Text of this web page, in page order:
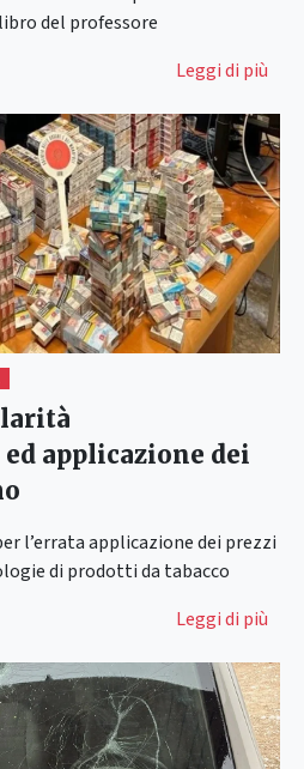
del professore
Leggi di più
applicazione dei
l’errata applicazione dei prezzi
di prodotti da tabacco
Leggi di più